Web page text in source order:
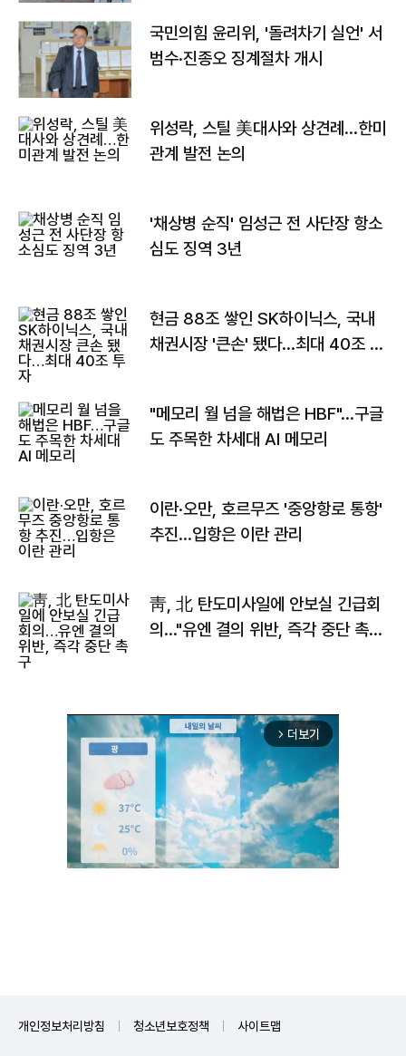
국민의힘 윤리위, '돌려차기 실언' 서
범수·진종오 징계절차 개시
위성락, 스틸 美대사와 상견례…한미
관계 발전 논의
'채상병 순직' 임성근 전 사단장 항소
심도 징역 3년
현금 88조 쌓인 SK하이닉스, 국내
채권시장 '큰손' 됐다…최대 40조 투
"메모리 월 넘을 해법은 HBF"…구글
도 주목한 차세대 AI 메모리
이란·오만, 호르무즈 '중앙항로 통항'
추진…입항은 이란 관리
靑, 北 탄도미사일에 안보실 긴급회
의…"유엔 결의 위반, 즉각 중단 촉
arrow_forward_ios 더보기
개인정보처리방침 청소년보호정책 사이트맵